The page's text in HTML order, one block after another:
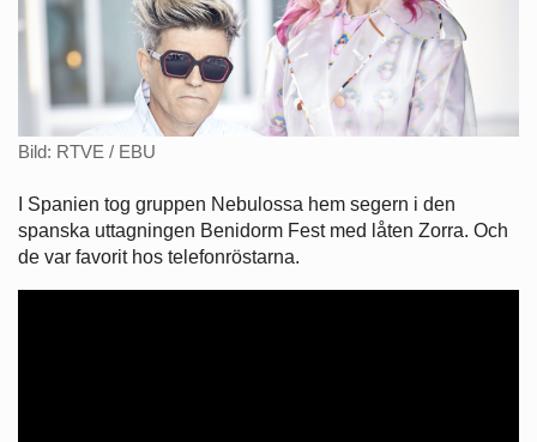
Bild: RTVE / EBU
I Spanien tog gruppen Nebulossa hem segern i den
spanska uttagningen Benidorm Fest med låten Zorra. Och
de var favorit hos telefonröstarna.